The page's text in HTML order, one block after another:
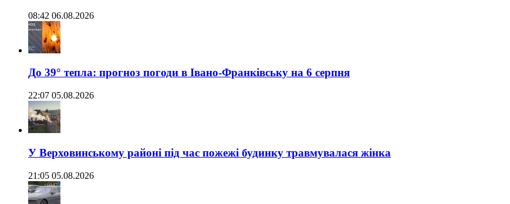
08:42 06.08.2026
До 39° тепла: прогноз погоди в Івано-Франківську на 6 серпня
22:07 05.08.2026
У Верховинському районі під час пожежі будинку травмувалася жінка
21:05 05.08.2026